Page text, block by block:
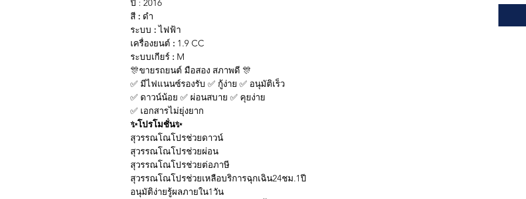
ปี : 2016
สี : ดำ
ระบบ :ไฟฟ้า
เครื่องยนต์ : 1.9 CC
ระบบเกียร์ : M
🎊ขายรถยนต์ มือสอง สภาพดี 🎊
✅ มีไฟแนนซ์รองรับ ✅ กู้ง่าย ✅ อนุมัติเร็ว
✅ ดาวน์น้อย ✅ ผ่อนสบาย ✅ คุยง่าย
✅ เอกสารไม่ยุ่งยาก
✨โปรโมชั่น✨
สุวรรณโณโปรช่วยดาวน์
สุวรรณโณโปรช่วยผ่อน
สุวรรณโณโปรช่วยต่อภาษี
สุวรรณโณโปรช่วยเหลือบริการฉุกเฉิน24ชม.1ปี
อนุมัติง่ายรู้ผลภายใน1วัน